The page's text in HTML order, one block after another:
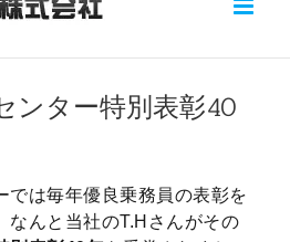
ンター特別表彰40
では毎年優良乗務員の表彰を
なんと当社のT.Hさんがその